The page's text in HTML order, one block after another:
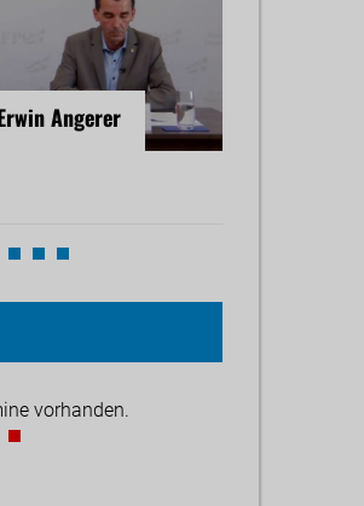
Angerer
Michael Reiner
vorhanden.